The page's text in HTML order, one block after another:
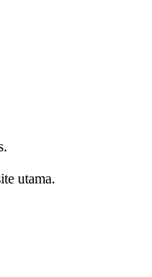
utama.